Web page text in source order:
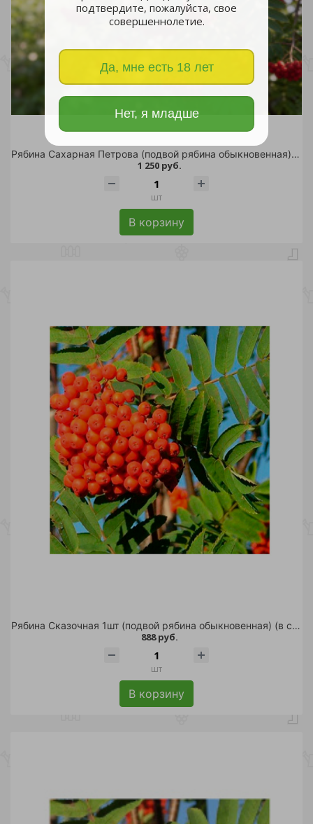
подтвердите, пожалуйста, свое
совершеннолетие.
Да, мне есть 18 лет
Нет, я младше
Рябина Сахарная Петрова (подвой рябина обыкновенная) С10 1шт
1 250 руб.
шт
В корзину
Рябина Сказочная 1шт (подвой рябина обыкновенная) (в сетке)
888 руб.
шт
В корзину